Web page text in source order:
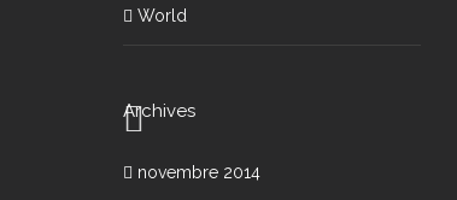
World
Archives
novembre 2014